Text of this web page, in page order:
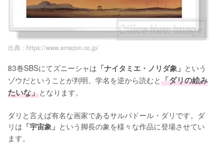
出典 : https://www.amazon.co.jp/
83巻SBSにてズニーシャは 「ナイタミエ・ノリダ象」 という
ゾウだということが判明。学名を逆から読むと「ダリの絵み
たいな」となります。
ダリと言えば有名な画家であるサルバドール・ダリです。ダ
リは 「宇宙象」 という脚長の象を様々な作品に登場させてい
ます。